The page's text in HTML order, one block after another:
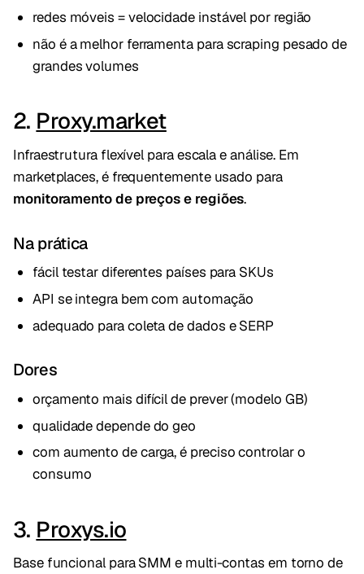
redes móveis = velocidade instável por região
não é a melhor ferramenta para scraping pesado de
grandes volumes
2. Proxy.market
Infraestrutura flexível para escala e análise. Em
marketplaces, é frequentemente usado para
monitoramento de preços e regiões.
Na prática
fácil testar diferentes países para SKUs
API se integra bem com automação
adequado para coleta de dados e SERP
Dores
orçamento mais difícil de prever (modelo GB)
qualidade depende do geo
com aumento de carga, é preciso controlar o
consumo
3. Proxys.io
Base funcional para SMM e multi-contas em torno de